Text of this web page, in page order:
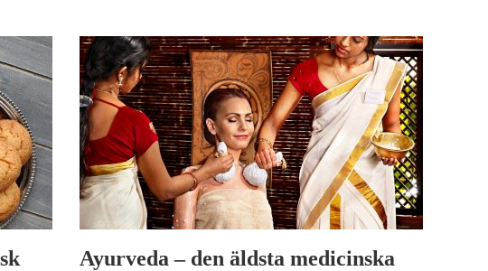
Ayurveda – den äldsta medicinska